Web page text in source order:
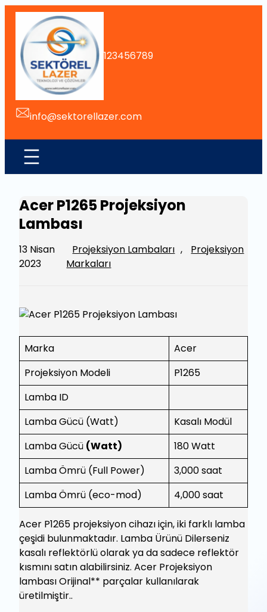
İçeriğe
123456789
info@sektorellazer.com
Acer P1265 Projeksiyon
Lambası
13 Nisan
2023
Projeksiyon Lambaları ,
Projeksiyon
Markaları
Marka
Acer
Projeksiyon Modeli
P1265
Lamba ID
Lamba Gücü (Watt)
Kasalı Modül
Lamba Gücü (Watt)
180 Watt
Lamba Ömrü (Full Power)
3,000 saat
Lamba Ömrü (eco-mod)
4,000 saat
Acer P1265 projeksiyon cihazı için, iki farklı lamba
çeşidi bulunmaktadır. Lamba Ürünü Dilerseniz
kasalı reflektörlü olarak ya da sadece reflektör
kısmını satın alabilirsiniz. Acer Projeksiyon
lambası Orijinal** parçalar kullanılarak
üretilmiştir..